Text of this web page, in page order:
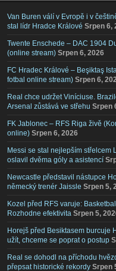
Van Buren válí v Evropě i v
stal lídr Hradce Králové Srpen 6,
Twente Enschede – DAC 1904
(online stream) Srpen 6, 2026
FC Hradec Králové – Beşiktaş
fotbal online stream) Srpen 6,
Real chce udržet Viníciuse.
Arsenal zůstává ve střehu Srpen
FK Jablonec – RFS Riga živě
online) Srpen 6, 2026
Messi se stal nejlepším střelcem
oslavil dvěma góly a asistencí
Newcastle představil nástupce
německý trenér Jaissle Srpen 5,
Kozel před RFS varuje:
Rozhodne efektivita Srpen 5,
Horejš před Besiktasem burcuje
užít, chceme se poprat o postup
Real se dohodl na příchodu
přepsat historické rekordy Srpen